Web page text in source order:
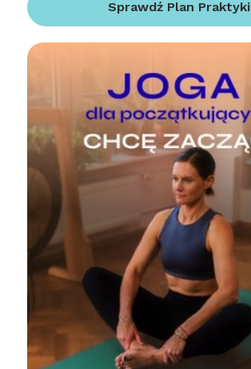
Sprawdź Plan Praktyki